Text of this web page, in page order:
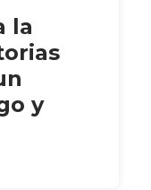
la
y